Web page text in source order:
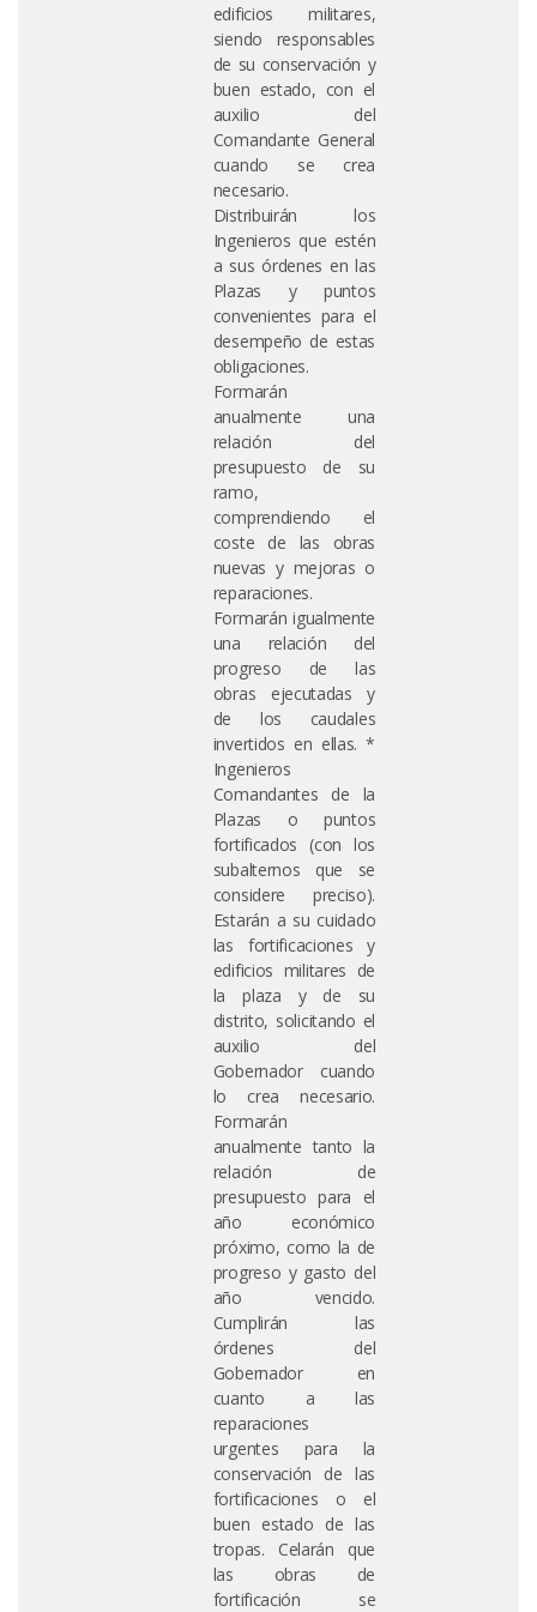
edificios militares,
siendo responsables
de su conservación y
buen estado, con el
auxilio del
Comandante General
cuando se crea
necesario.
Distribuirán los
Ingenieros que estén
a sus órdenes en las
Plazas y puntos
convenientes para el
desempeño de estas
obligaciones.
Formarán
anualmente una
relación del
presupuesto de su
ramo,
comprendiendo el
coste de las obras
nuevas y mejoras o
reparaciones.
Formarán igualmente
una relación del
progreso de las
obras ejecutadas y
de los caudales
invertidos en ellas. *
Ingenieros
Comandantes de la
Plazas o puntos
fortificados (con los
subalternos que se
considere preciso).
Estarán a su cuidado
las fortificaciones y
edificios militares de
la plaza y de su
distrito, solicitando el
auxilio del
Gobernador cuando
lo crea necesario.
Formarán
anualmente tanto la
relación de
presupuesto para el
año económico
próximo, como la de
progreso y gasto del
año vencido.
Cumplirán las
órdenes del
Gobernador en
cuanto a las
reparaciones
urgentes para la
conservación de las
fortificaciones o el
buen estado de las
tropas. Celarán que
las obras de
fortificación se